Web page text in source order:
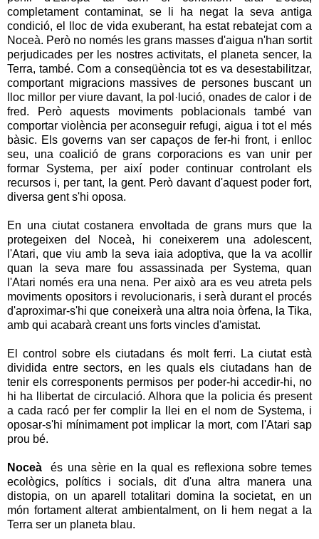
completament contaminat, se li ha negat la seva antiga
condició, el lloc de vida exuberant, ha estat rebatejat com a
Noceà. Però no només les grans masses d'aigua n'han sortit
perjudicades per les nostres activitats, el planeta sencer, la
Terra, també. Com a conseqüència tot es va desestabilitzar,
comportant migracions massives de persones buscant un
lloc millor per viure davant, la pol·lució, onades de calor i de
fred. Però aquests moviments poblacionals també van
comportar violència per aconseguir refugi, aigua i tot el més
bàsic. Els governs van ser capaços de fer-hi front, i enlloc
seu, una coalició de grans corporacions es van unir per
formar Systema, per així poder continuar controlant els
recursos i, per tant, la gent. Però davant d'aquest poder fort,
diversa gent s'hi oposa.
En una ciutat costanera envoltada de grans murs que la
protegeixen del Noceà, hi coneixerem una adolescent,
l'Atari, que viu amb la seva iaia adoptiva, que la va acollir
quan la seva mare fou assassinada per Systema, quan
l'Atari només era una nena. Per això ara es veu atreta pels
moviments opositors i revolucionaris, i serà durant el procés
d'aproximar-s'hi que coneixerà una altra noia òrfena, la Tika,
amb qui acabarà creant uns forts vincles d'amistat.
El control sobre els ciutadans és molt ferri. La ciutat està
dividida entre sectors, en les quals els ciutadans han de
tenir els corresponents permisos per poder-hi accedir-hi, no
hi ha llibertat de circulació. Alhora que la policia és present
a cada racó per fer complir la llei en el nom de Systema, i
oposar-s'hi mínimament pot implicar la mort, com l'Atari sap
prou bé.
Noceà és una sèrie en la qual es reflexiona sobre temes
ecològics, polítics i socials, dit d'una altra manera una
distopia, on un aparell totalitari domina la societat, en un
món fortament alterat ambientalment, on li hem negat a la
Terra ser un planeta blau.